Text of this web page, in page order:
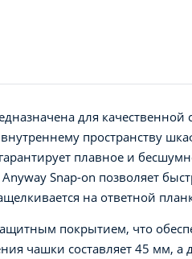
для
пространству
плавное и
Snap-on позволяет
на ответной
покрытием, что
чашки составляет 45 мм,